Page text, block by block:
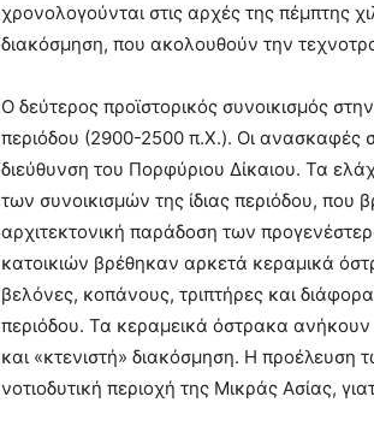
χρονολογούνται στις αρχές της πέμπτης
διακόσμηση, που ακολουθούν την
Ο δεύτερος προϊστορικός συνοικισμός
περιόδου (2900-2500 π.Χ.). Οι ανασκαφές
διεύθυνση του Πορφύριου Δίκαιου. Τα
των συνοικισμών της ίδιας περιόδου, που
αρχιτεκτονική παράδοση των
κατοικιών βρέθηκαν αρκετά κεραμικά
βελόνες, κοπάνους, τριπτήρες και
περιόδου. Τα κεραμεικά όστρακα
και «κτενιστή» διακόσμηση. Η προέλευση
νοτιοδυτική περιοχή της Μικράς Ασίας,